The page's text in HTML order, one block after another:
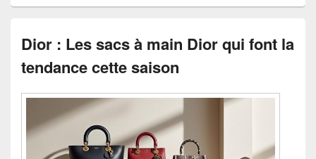
Dior : Les sacs à main Dior qui font la
tendance cette saison